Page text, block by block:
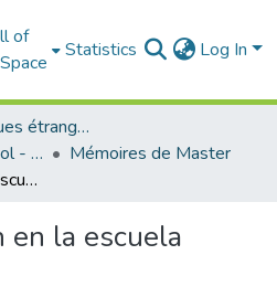
of
Statistics Log In
Faculté des langues étrangères
Département d'espagnol - قسم اللفة الإسبانية
Mémoires de Master
La comunicación en la escuela secundaria
en la escuela